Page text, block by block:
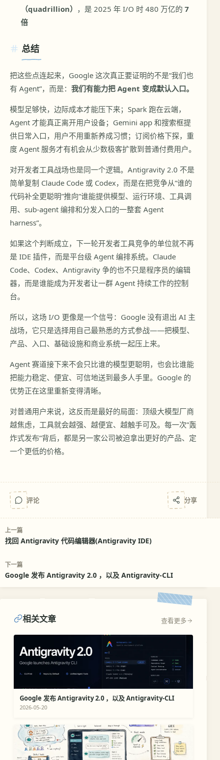
（quadrillion） ，是 2025 年 I/O 时 480 万亿的 7
倍
总结
把这些点连起来，Google 这次真正要证明的不是”我们也
有 Agent”，而是： 我们有能力把 Agent 变成默认入口。
模型足够快，边际成本才能压下来；Spark 跑在云端，
Agent 才能真正离开用户设备；Gemini app 和搜索框提
供日常入口，用户不用重新养成习惯；订阅价格下探，重
度 Agent 服务才有机会从少数极客扩散到普通付费用户。
对开发者工具战场也是同一个逻辑。Antigravity 2.0 不是
简单复制 Claude Code 或 Codex，而是在把竞争从”谁的
代码补全更聪明”推向”谁能提供模型、运行环境、工具调
用、sub-agent 编排和分发入口的一整套 Agent
harness”。
如果这个判断成立，下一轮开发者工具竞争的单位就不再
是 IDE 插件，而是平台级 Agent 编排系统。Claude
Code、Codex、Antigravity 争的也不只是程序员的编辑
器，而是谁能成为开发者让一群 Agent 持续工作的控制
台。
所以，这场 I/O 更像是一个信号：Google 没有退出 AI 主
战场，它只是选择用自己最熟悉的方式参战——把模型、
产品、入口、基础设施和商业系统一起压上来。
Agent 赛道接下来不会只比谁的模型更聪明，也会比谁能
把能力稳定、便宜、可信地送到最多人手里。Google 的
优势正在这里重新变得清晰。
对普通用户来说，这反而是最好的局面：顶级大模型厂商
越焦虑，工具就会越强、越便宜、越触手可及。每一次”轰
炸式发布”背后，都是另一家公司被迫拿出更好的产品、定
一个更低的价格。
评论 分享
上一篇
找回 Antigravity 代码编辑器(Antigravity IDE)
下一篇
Google 发布 Antigravity 2.0 ，以及 Antigravity-CLI
相关文章 查看更多
Google 发布 Antigravity 2.0 ，以及 Antigravity-CLI
2026-05-20